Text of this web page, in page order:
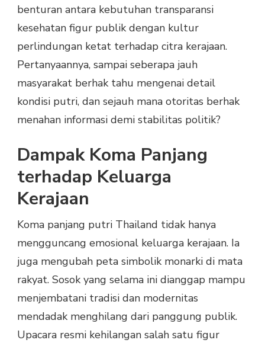
benturan antara kebutuhan transparansi
kesehatan figur publik dengan kultur
perlindungan ketat terhadap citra kerajaan.
Pertanyaannya, sampai seberapa jauh
masyarakat berhak tahu mengenai detail
kondisi putri, dan sejauh mana otoritas berhak
menahan informasi demi stabilitas politik?
Dampak Koma Panjang
terhadap Keluarga
Kerajaan
Koma panjang putri Thailand tidak hanya
mengguncang emosional keluarga kerajaan. Ia
juga mengubah peta simbolik monarki di mata
rakyat. Sosok yang selama ini dianggap mampu
menjembatani tradisi dan modernitas
mendadak menghilang dari panggung publik.
Upacara resmi kehilangan salah satu figur